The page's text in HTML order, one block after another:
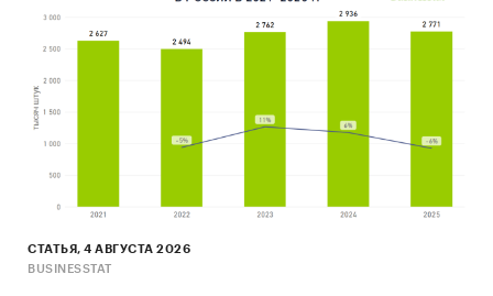
СТАТЬЯ, 4 АВГУСТА 2026
BUSINESSTAT